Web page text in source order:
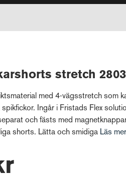
stretch
med 4-vägsstretch som
Ingår i Fristads Flex
och fästs med
shorts. Lätta och smidiga Läs mer